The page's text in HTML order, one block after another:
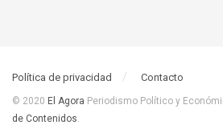
Política de privacidad Contacto
© 2020 El Agora Periodismo Político y
de Contenidos